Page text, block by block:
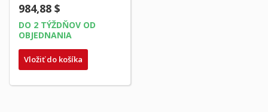
984,88 $
DO 2 TÝŽDŇOV OD
OBJEDNANIA
Vložiť do košíka